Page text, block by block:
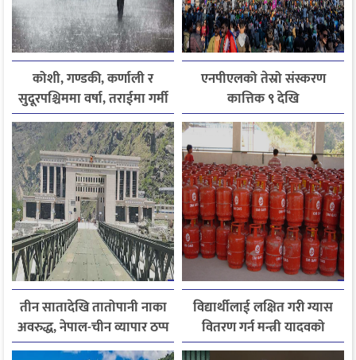
कोशी, गण्डकी, कर्णाली र
सुदूरपश्चिममा वर्षा, तराईमा गर्मी
बढ्ने अनुमान
एनपीएलको तेस्रो संस्करण
कात्तिक ९ देखि
तीन सातादेखि तातोपानी नाका
अवरुद्ध, नेपाल-चीन व्यापार ठप्प
विद्यार्थीलाई लक्षित गरी ग्यास
वितरण गर्न मन्त्री यादवको
निर्देशन